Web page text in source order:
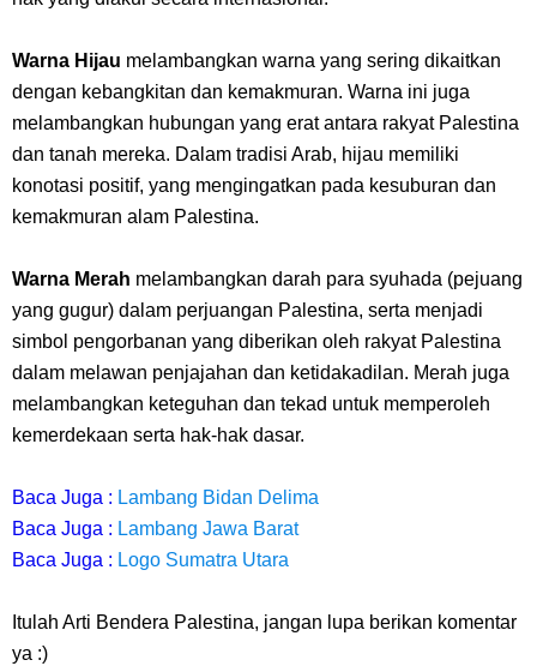
Warna Hijau melambangkan warna yang sering dikaitkan
dengan kebangkitan dan kemakmuran. Warna ini juga
melambangkan hubungan yang erat antara rakyat Palestina
dan tanah mereka. Dalam tradisi Arab, hijau memiliki
konotasi positif, yang mengingatkan pada kesuburan dan
kemakmuran alam Palestina.
Warna Merah melambangkan darah para syuhada (pejuang
yang gugur) dalam perjuangan Palestina, serta menjadi
simbol pengorbanan yang diberikan oleh rakyat Palestina
dalam melawan penjajahan dan ketidakadilan. Merah juga
melambangkan keteguhan dan tekad untuk memperoleh
kemerdekaan serta hak-hak dasar.
Baca Juga : Lambang Bidan Delima
Baca Juga : Lambang Jawa Barat
Baca Juga : Logo Sumatra Utara
Itulah Arti Bendera Palestina, jangan lupa berikan komentar
ya :)